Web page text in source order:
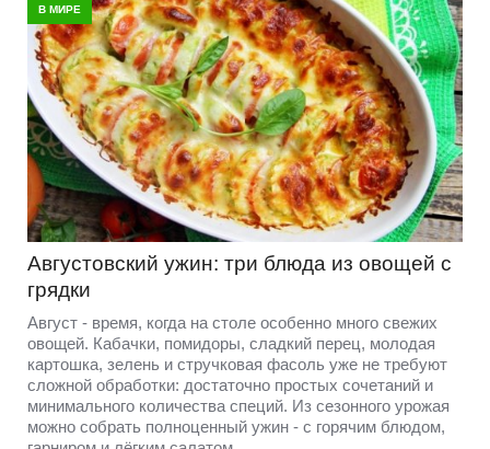
В МИРЕ
Августовский ужин: три блюда из овощей с
грядки
Август - время, когда на столе особенно много свежих
овощей. Кабачки, помидоры, сладкий перец, молодая
картошка, зелень и стручковая фасоль уже не требуют
сложной обработки: достаточно простых сочетаний и
минимального количества специй. Из сезонного урожая
можно собрать полноценный ужин - с горячим блюдом,